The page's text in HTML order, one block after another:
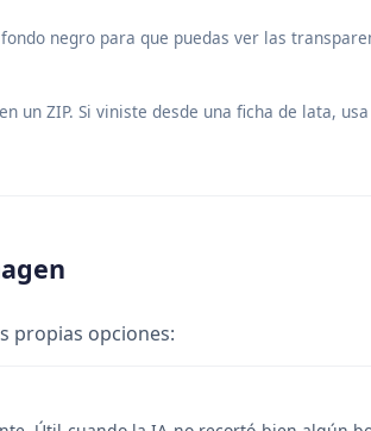
negro para que puedas ver las
un ZIP. Si viniste desde una ficha de lata,
propias opciones: